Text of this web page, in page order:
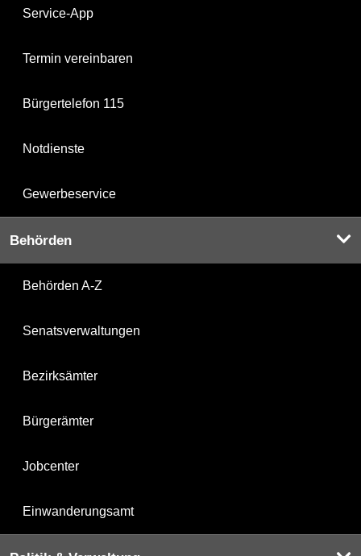
Service-App
Termin vereinbaren
Bürgertelefon 115
Notdienste
Gewerbeservice
Behörden
Behörden A-Z
Senatsverwaltungen
Bezirksämter
Bürgerämter
Jobcenter
Einwanderungsamt